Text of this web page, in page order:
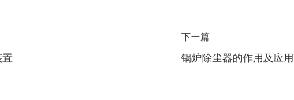
置
下一篇
锅炉除尘器的作用及应用